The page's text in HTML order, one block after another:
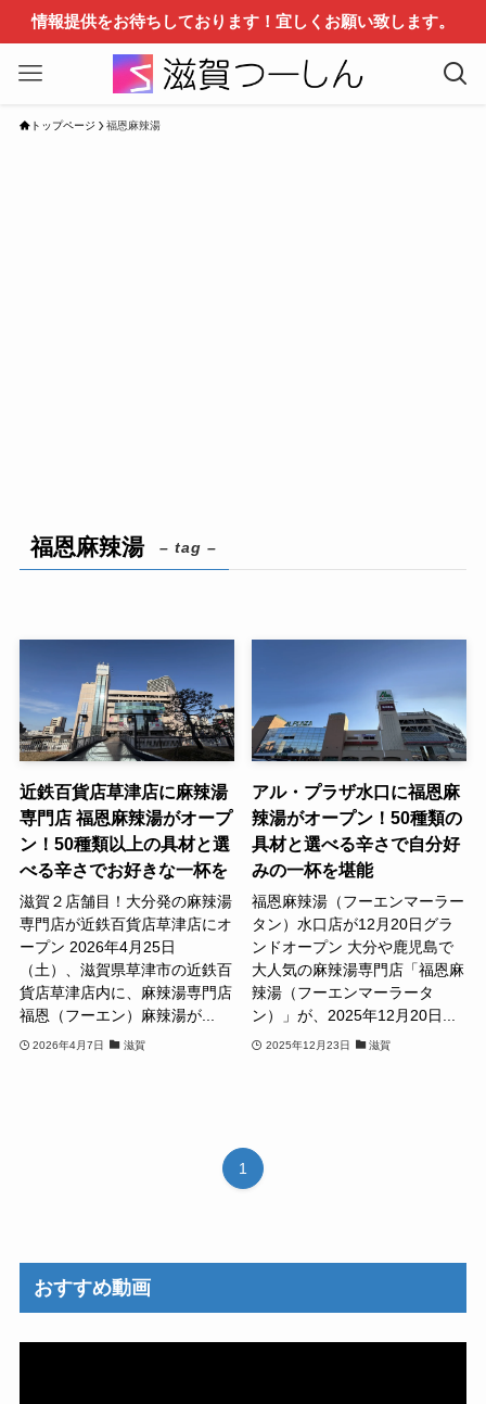
情報提供をお待ちしております！宜しくお願い致します。
トップページ 福恩麻辣湯
福恩麻辣湯 – tag –
近鉄百貨店草津店に麻辣湯
専門店 福恩麻辣湯がオープ
ン！50種類以上の具材と選
べる辛さでお好きな一杯を
滋賀２店舗目！大分発の麻辣湯
専門店が近鉄百貨店草津店にオ
ープン 2026年4月25日
（土）、滋賀県草津市の近鉄百
貨店草津店内に、麻辣湯専門店
福恩（フーエン）麻辣湯が...
2026年4月7日 滋賀
アル・プラザ水口に福恩麻
辣湯がオープン！50種類の
具材と選べる辛さで自分好
みの一杯を堪能
福恩麻辣湯（フーエンマーラー
タン）水口店が12月20日グラ
ンドオープン 大分や鹿児島で
大人気の麻辣湯専門店「福恩麻
辣湯（フーエンマーラータ
ン）」が、2025年12月20日...
2025年12月23日 滋賀
1
おすすめ動画